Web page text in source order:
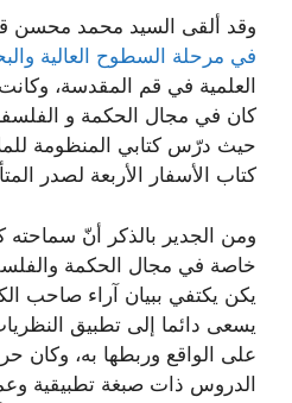
وقد ألقى السيد محمد
في مرحلة السطوح العالية
العلمية في قم المقدسة،
كان في مجال الحكمة و الفلسفة
حيث درّس كتابي المنظومة
كتاب الأسفار الأربعة لصدر
ومن الجدير بالذكر أنّ
خاصة في مجال الحكمة
يكن يكتفي ببيان آراء صاحب
يسعى دائما إلى تطبيق
على الواقع وربطها به، وكان
الدروس ذات صبغة تطبيقية